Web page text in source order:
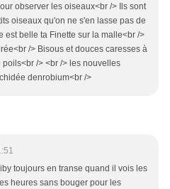
observer les oiseaux<br /> Ils sont
oiseaux qu'on ne s'en lasse pas de
est belle ta Finette sur la malle<br />
/> Bisous et douces caresses à
/> <br /> les nouvelles
denrobium<br />
toujours en transe quand il vois les
heures sans bouger pour les